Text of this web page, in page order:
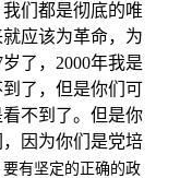
们都是彻底的唯
应该为革命，为
了，2000年我是
了，但是你们可
不到了。但是你
因为你们是党培
要有坚定的正确的政